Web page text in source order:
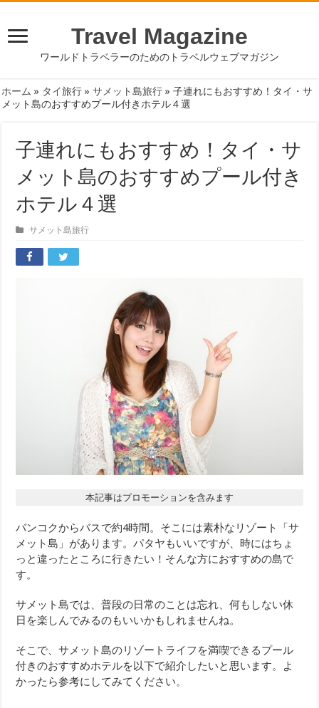
Travel Magazine
ワールドトラベラーのためのトラベルウェブマガジン
ホーム » タイ旅行 »サメット島旅行 »子連れにもおすすめ！タイ・サ
メット島のおすすめプール付きホテル４選
子連れにもおすすめ！タイ・サ
メット島のおすすめプール付き
ホテル４選
サメット島旅行
本記事はプロモーションを含みます
バンコクからバスで約4時間。そこには素朴なリゾート「サ
メット島」があります。パタヤもいいですが、時にはちょ
っと違ったところに行きたい！そんな方におすすめの島で
す。
サメット島では、普段の日常のことは忘れ、何もしない休
日を楽しんでみるのもいいかもしれませんね。
そこで、サメット島のリゾートライフを満喫できるプール
付きのおすすめホテルを以下で紹介したいと思います。よ
かったら参考にしてみてください。